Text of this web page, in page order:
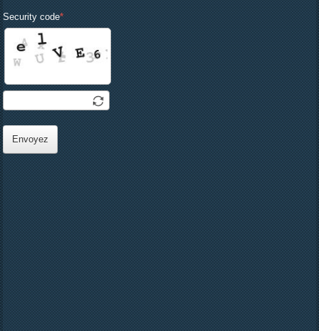
Security code
Envoyez